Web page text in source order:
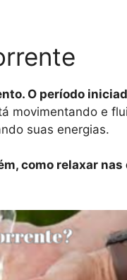
O período
movimentando e
suas energias.
como relaxar